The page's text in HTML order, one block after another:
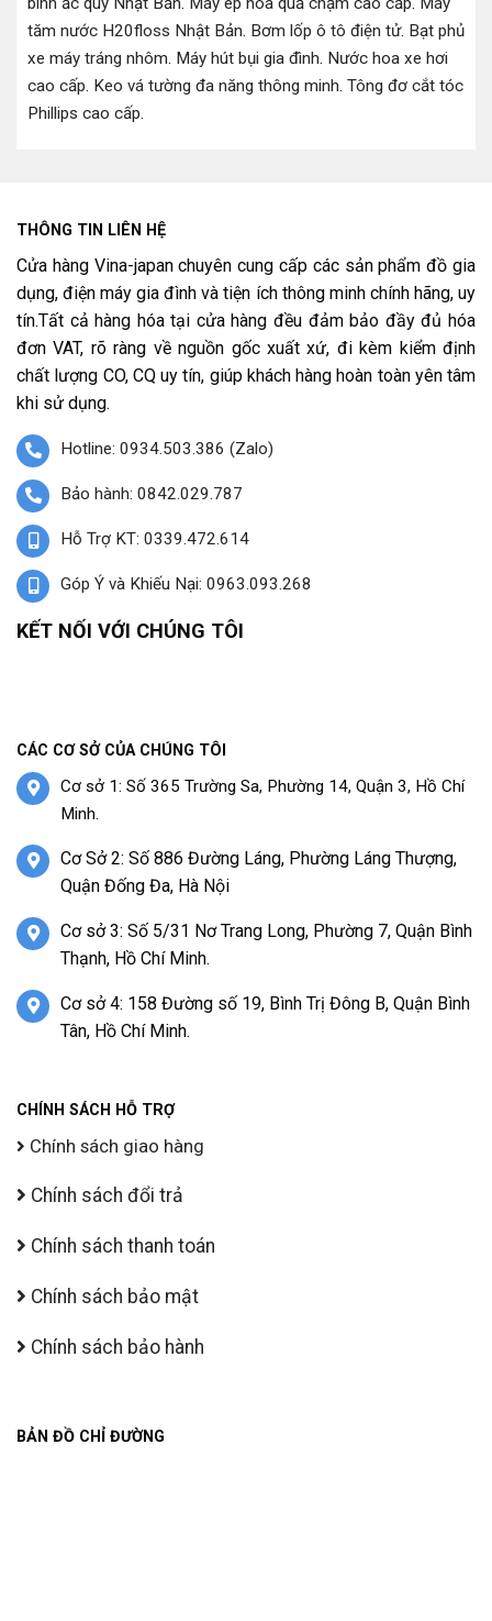
tăm nước H20floss Nhật Bản. Bơm lốp ô tô điện tử. Bạt phủ
xe máy tráng nhôm. Máy hút bụi gia đình. Nước hoa xe hơi
cao cấp. Keo vá tường đa năng thông minh. Tông đơ cắt tóc
Phillips cao cấp.
THÔNG TIN LIÊN HỆ
Cửa hàng Vina-japan chuyên cung cấp các sản phẩm đồ gia
dụng, điện máy gia đình và tiện ích thông minh chính hãng, uy
tín.Tất cả hàng hóa tại cửa hàng đều đảm bảo đầy đủ hóa
đơn VAT, rõ ràng về nguồn gốc xuất xứ, đi kèm kiểm định
chất lượng CO, CQ uy tín, giúp khách hàng hoàn toàn yên tâm
khi sử dụng.
Hotline: 0934.503.386 (Zalo)
Bảo hành: 0842.029.787
Hỗ Trợ KT: 0339.472.614
Góp Ý và Khiếu Nại: 0963.093.268
KẾT NỐI VỚI CHÚNG TÔI
CÁC CƠ SỞ CỦA CHÚNG TÔI
Cơ sở 1: Số 365 Trường Sa, Phường 14, Quận 3, Hồ Chí
Minh.
Cơ Sở 2: Số 886 Đường Láng, Phường Láng Thượng,
Quận Đống Đa, Hà Nội
Cơ sở 3: Số 5/31 Nơ Trang Long, Phường 7, Quận Bình
Thạnh, Hồ Chí Minh.
Cơ sở 4: 158 Đường số 19, Bình Trị Đông B, Quận Bình
Tân, Hồ Chí Minh.
CHÍNH SÁCH HỖ TRỢ
Chính sách giao hàng
Chính sách đổi trả
Chính sách thanh toán
Chính sách bảo mật
Chính sách bảo hành
BẢN ĐỒ CHỈ ĐƯỜNG